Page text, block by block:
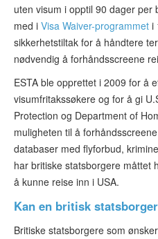
uten visum i opptil 90 dager per
med i Visa Waiver-programmet i
sikkerhetstiltak for å håndtere
nødvendig å forhåndsscreene
ESTA ble opprettet i 2009 for å
visumfritakssøkere og for å gi
Protection og Department of
muligheten til å
databaser med flyforbud,
har britiske statsborgere måttet
å kunne reise inn i USA.
Kan en britisk
Britiske statsborgere som